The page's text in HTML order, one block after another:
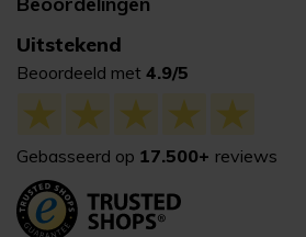
Uitstekend
Beoordeeld met 4.9/5
Gebasseerd op 17.500+ reviews